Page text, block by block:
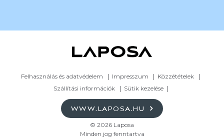
Felhasználás és adatvédelem Impresszum
Közzétételek
Szállítási információk
Sütik kezelése
WWW.LAPOSA.HU
© 2026 Laposa
Minden jog fenntartva